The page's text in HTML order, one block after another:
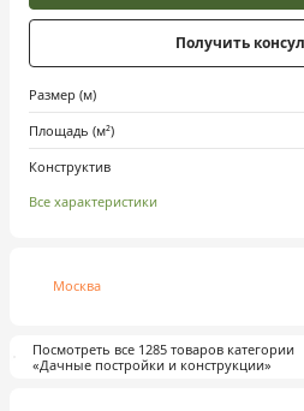
Получить
Размер (м)
Площадь (м²)
Конструктив
Все характеристики
Москва
Посмотреть все 1285 товаров категории
«Дачные постройки и конструкции»